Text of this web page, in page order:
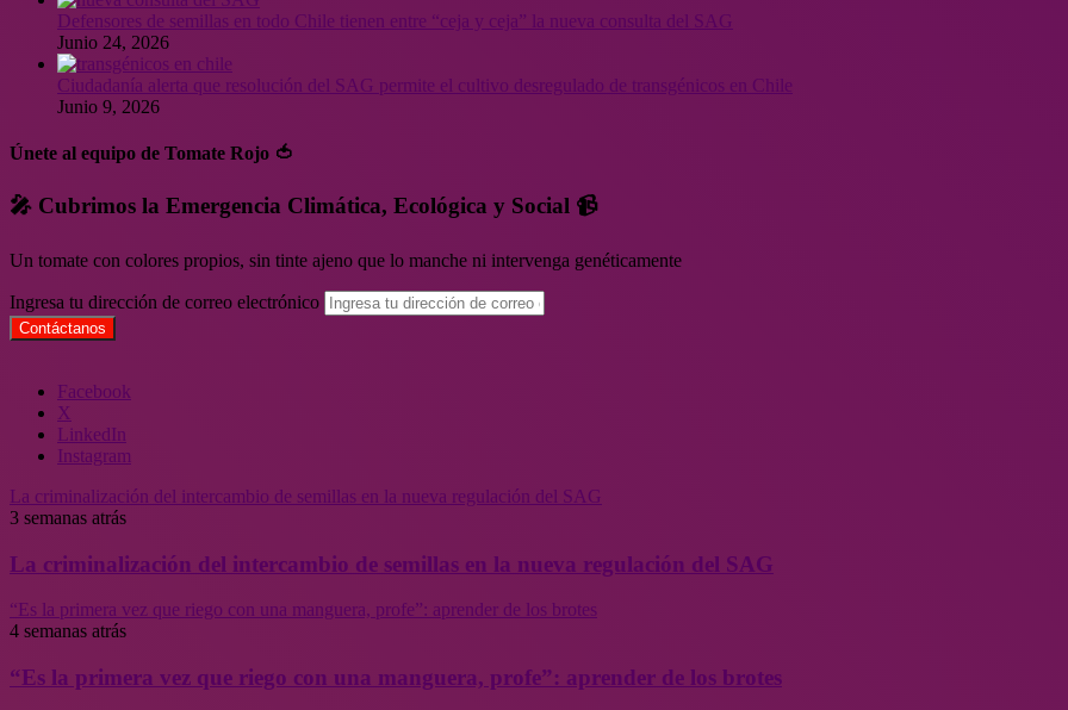
Defensores de semillas en todo Chile tienen entre “ceja y ceja” la nueva consulta del SAG
Junio 24, 2026
Ciudadanía alerta que resolución del SAG permite el cultivo desregulado de transgénicos en Chile
Junio 9, 2026
Únete al equipo de Tomate Rojo 🍅
🎤 Cubrimos la Emergencia Climática, Ecológica y Social 📹
Un tomate con colores propios, sin tinte ajeno que lo manche ni intervenga genéticamente
Ingresa tu dirección de correo electrónico
Facebook
X
LinkedIn
Instagram
La criminalización del intercambio de semillas en la nueva regulación del SAG
3 semanas atrás
La criminalización del intercambio de semillas en la nueva regulación del SAG
“Es la primera vez que riego con una manguera, profe”: aprender de los brotes
4 semanas atrás
“Es la primera vez que riego con una manguera, profe”: aprender de los brotes